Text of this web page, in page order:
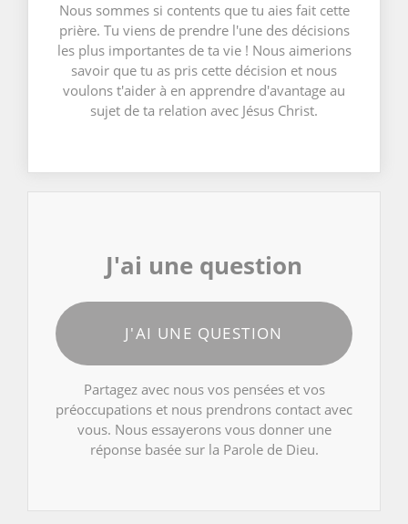
Nous sommes si contents que tu aies fait cette
prière. Tu viens de prendre l'une des décisions
les plus importantes de ta vie ! Nous aimerions
savoir que tu as pris cette décision et nous
voulons t'aider à en apprendre d'avantage au
sujet de ta relation avec Jésus Christ.
J'ai une question
J'AI UNE QUESTION
Partagez avec nous vos pensées et vos
préoccupations et nous prendrons contact avec
vous. Nous essayerons vous donner une
réponse basée sur la Parole de Dieu.